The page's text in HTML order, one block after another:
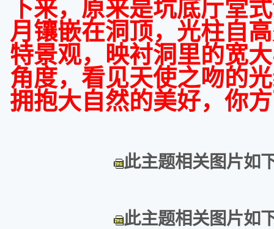
下来，原来是坑底厅堂
月镶嵌在洞顶，光柱自
特景观，映衬洞里的宽
角度，看见天使之吻的
拥抱大自然的美好，你
此主题相关图片如
此主题相关图片如